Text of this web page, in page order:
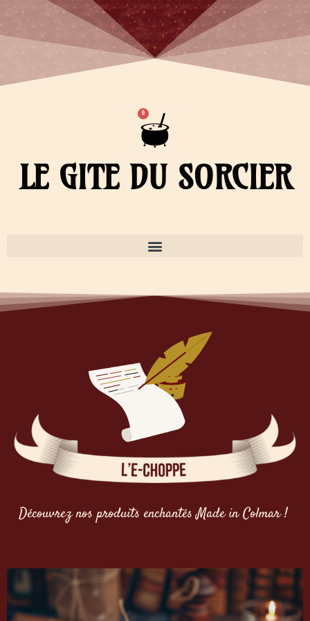
Aller
au
contenu
0
Panier
LE GITE DU SORCIER
Découvrez nos produits enchantés Made in Colmar !